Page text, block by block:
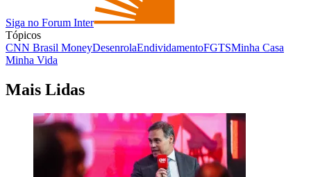
Siga no Forum Inter
Tópicos
CNN Brasil MoneyDesenrolaEndividamentoFGTSMinha Casa
Minha Vida
Mais Lidas